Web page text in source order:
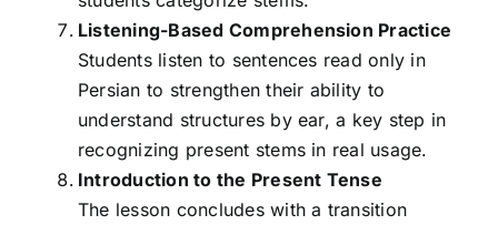
Listening-Based Comprehension Practice
Students listen to sentences read only in
Persian to strengthen their ability to
understand structures by ear, a key step in
recognizing present stems in real usage.
Introduction to the Present Tense
The lesson concludes with a transition